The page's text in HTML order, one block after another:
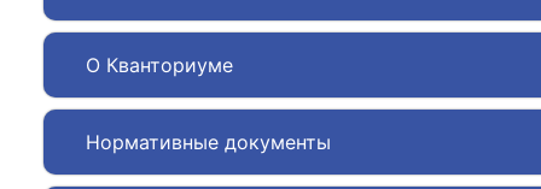
О Кванториуме
Нормативные документы